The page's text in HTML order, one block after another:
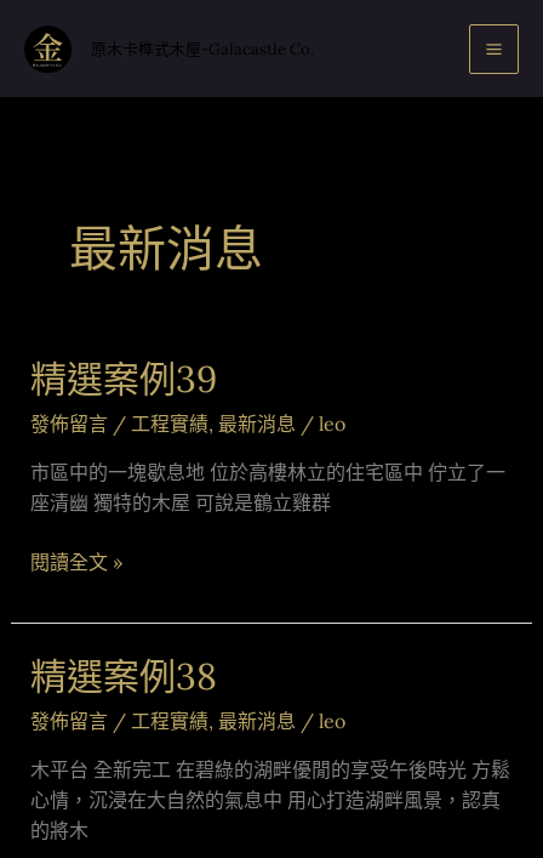
要
原木卡榫式木屋-Galacastle Co.
最新消息
精選案例39
發佈留言 / 工程實績, 最新消息 / leo
市區中的一塊歇息地 位於高樓林立的住宅區中 佇立了一
座清幽 獨特的木屋 可說是鶴立雞群
精
選
案
例
39
閱讀全文 »
精選案例38
發佈留言 / 工程實績, 最新消息 / leo
木平台 全新完工 在碧綠的湖畔優閒的享受午後時光 方鬆
心情，沉浸在大自然的氣息中 用心打造湖畔風景，認真
的將木
精
選
案
例
38